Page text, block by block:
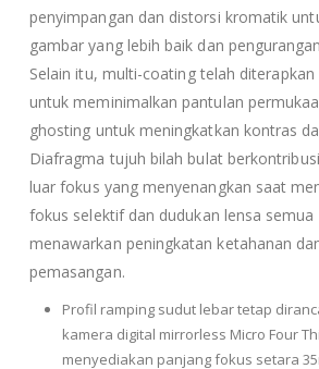
penyimpangan dan distorsi kromatik
gambar yang lebih baik dan
Selain itu, multi-coating telah
untuk meminimalkan pantulan
ghosting untuk meningkatkan kontras
Diafragma tujuh bilah bulat
luar fokus yang menyenangkan saat
fokus selektif dan dudukan lensa semua
menawarkan peningkatan ketahanan
pemasangan.
Profil ramping sudut lebar tetap
kamera digital mirrorless Micro Four
menyediakan panjang fokus setara